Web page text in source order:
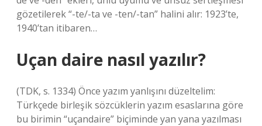
gözetilerek “-te/-ta ve -ten/-tan” halini alır: 1923’te,
1940’tan itibaren…
Uçan daire nasıl yazılır?
(TDK, s. 1334) Önce yazım yanlışını düzeltelim:
Türkçede birleşik sözcüklerin yazım esaslarına göre
bu birimin “uçandaire” biçiminde yan yana yazılması